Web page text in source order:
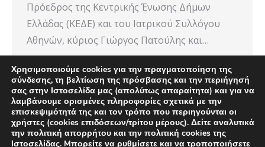
Πρόεδρος της Κεντρικής Ένωσης Δήμων
Ελλάδας (ΚΕΔΕ) και του Ιατρικού Συλλόγου
Αθηνών, κύριος Γιώργος Πατούλης και…
Χρησιμοποιούμε cookies για την πραγματοποίηση της
σύνδεσης, τη βελτίωση της πρόσβασης και την περιήγησή
σας στην Ιστοσελίδα μας (απολύτως απαραίτητα) και για να
λαμβάνουμε ορισμένες πληροφορίες σχετικά με την
επισκεψιμότητά της και τον τρόπο που περιηγούνται οι
χρήστες (cookies επιδόσεων/τρίτου μέρους). Δείτε αναλυτικά
την πολιτική απορρήτου και την πολιτική cookies της
Ιστοσελίδας. Mπορείτε να ρυθμίσετε και να τροποποιήσετε